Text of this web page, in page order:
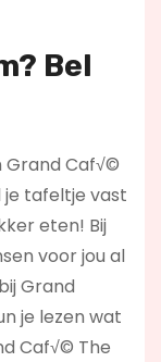
Bel
Grand Caf√©
je tafeltje vast
eten! Bij
voor jou al
Grand
je lezen wat
Caf√© The